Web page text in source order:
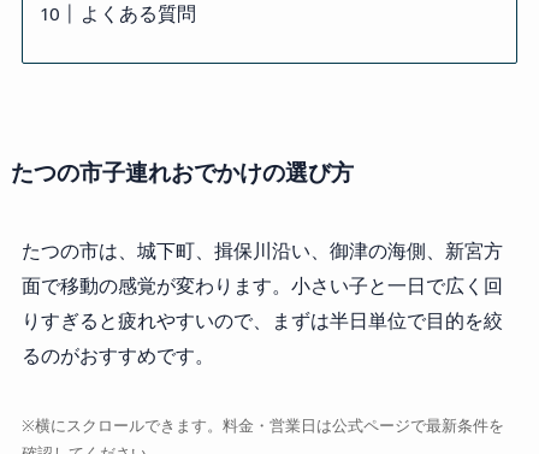
よくある質問
たつの市子連れおでかけの選び方
たつの市は、城下町、揖保川沿い、御津の海側、新宮方
面で移動の感覚が変わります。小さい子と一日で広く回
りすぎると疲れやすいので、まずは半日単位で目的を絞
るのがおすすめです。
※横にスクロールできます。料金・営業日は公式ページで最新条件を